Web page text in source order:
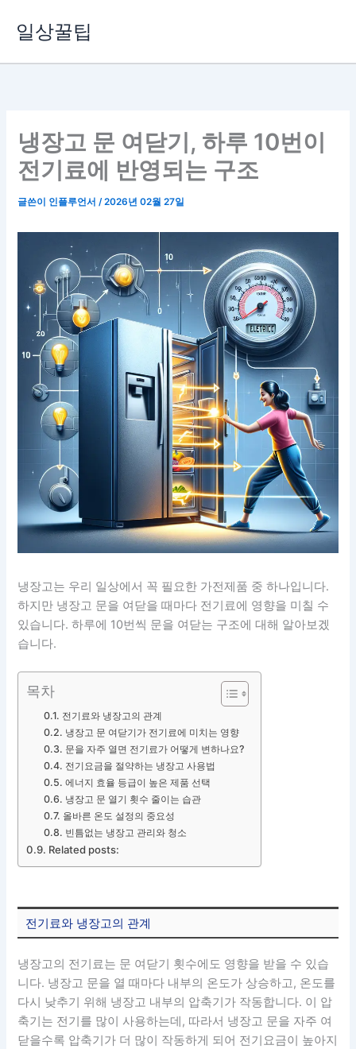
로
일상꿀팁
냉장고 문 여닫기, 하루 10번이
전기료에 반영되는 구조
글쓴이 인플루언서/2026년 02월 27일
냉장고는 우리 일상에서 꼭 필요한 가전제품 중 하나입니다.
하지만 냉장고 문을 여닫을 때마다 전기료에 영향을 미칠 수
있습니다. 하루에 10번씩 문을 여닫는 구조에 대해 알아보겠
습니다.
목차
전기료와 냉장고의 관계
냉장고 문 여닫기가 전기료에 미치는 영향
문을 자주 열면 전기료가 어떻게 변하나요?
전기요금을 절약하는 냉장고 사용법
에너지 효율 등급이 높은 제품 선택
냉장고 문 열기 횟수 줄이는 습관
올바른 온도 설정의 중요성
빈틈없는 냉장고 관리와 청소
Related posts:
전기료와 냉장고의 관계
냉장고의 전기료는 문 여닫기 횟수에도 영향을 받을 수 있습
니다. 냉장고 문을 열 때마다 내부의 온도가 상승하고, 온도를
다시 낮추기 위해 냉장고 내부의 압축기가 작동합니다. 이 압
축기는 전기를 많이 사용하는데, 따라서 냉장고 문을 자주 여
닫을수록 압축기가 더 많이 작동하게 되어 전기요금이 높아지